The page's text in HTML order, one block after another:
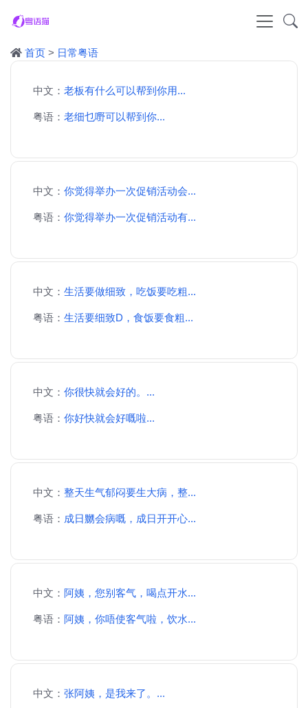
首页 > 日常粤语
中文： 老板有什么可以帮到你用...
粤语： 老细乜嘢可以帮到你...
中文： 你觉得举办一次促销活动会...
粤语： 你觉得举办一次促销活动有...
中文： 生活要做细致，吃饭要吃粗...
粤语： 生活要细致D，食饭要食粗...
中文： 你很快就会好的。...
粤语： 你好快就会好嘅啦...
中文： 整天生气郁闷要生大病，整...
粤语： 成日嬲会病嘅，成日开开心...
中文： 阿姨，您别客气，喝点开水...
粤语： 阿姨，你唔使客气啦，饮水...
中文： 张阿姨，是我来了。...